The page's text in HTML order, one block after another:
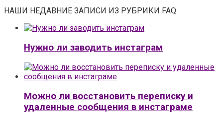
НАШИ НЕДАВНИЕ ЗАПИСИ ИЗ РУБРИКИ FAQ
Нужно ли заводить инстаграм
Можно ли восстановить переписку и
удаленные сообщения в инстаграме